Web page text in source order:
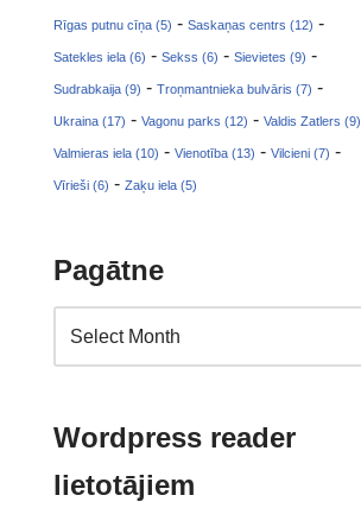
Rīgas putnu cīņa (5) - Saskaņas centrs (12) -
Satekles iela (6) - Sekss (6) - Sievietes (9) -
Sudrabkaija (9) - Troņmantnieka bulvāris (7) -
Ukraina (17) - Vagonu parks (12) - Valdis Zatlers (9)
Valmieras iela (10) - Vienotība (13) - Vilcieni (7) -
Vīrieši (6) - Zaķu iela (5)
Pagātne
Wordpress reader
lietotājiem